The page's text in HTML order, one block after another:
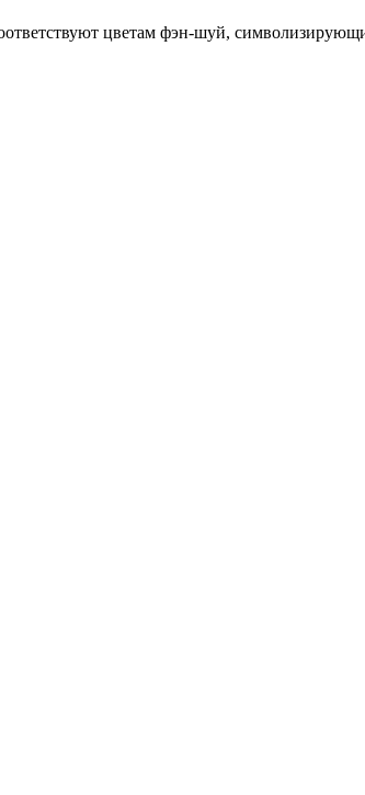
цветам фэн-шуй,